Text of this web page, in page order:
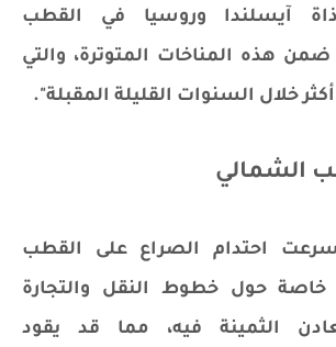
آيسلندا وروسيا في القطب
ضمن هذه المناخات المتوترة، والتي
خلال السنوات القليلة المقبلة".
الشمالي
سرعت احتدام الصراع على القطب
خاصة حول خطوط النقل والتجارة
الثمينة فيه، مما قد يقود